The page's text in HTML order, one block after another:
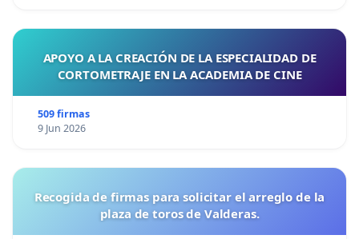
APOYO A LA CREACIÓN DE LA ESPECIALIDAD DE
CORTOMETRAJE EN LA ACADEMIA DE CINE
509 firmas
9 Jun 2026
Recogida de firmas para solicitar el arreglo de la
plaza de toros de Valderas.